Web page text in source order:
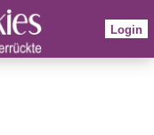
Login